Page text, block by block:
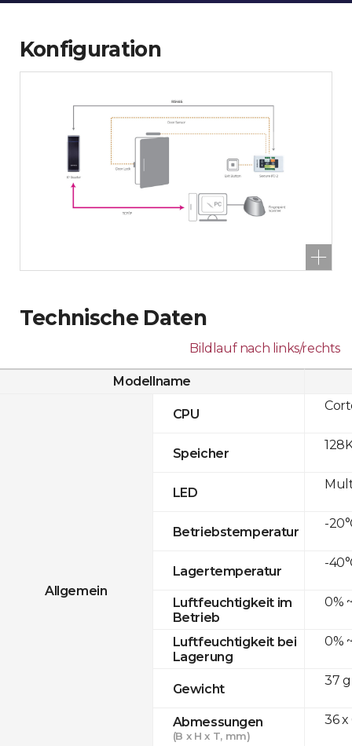
Konfiguration
Technische Daten
Bildlauf nach links/rechts
Modellname
Allgemein
CPU
Speicher
LED
Betriebstemperatur
Lagertemperatur
Luftfeuchtigkeit im
Betrieb
Luftfeuchtigkeit bei
Lagerung
Gewicht
Abmessungen
(B x H x T, mm)
-
-
0%
0%
37 g
36 x